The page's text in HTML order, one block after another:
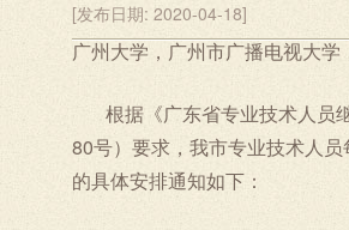
[发布日期: 2020-04-18]
广州大学，广州市广播电视大
根据《广东省专业技术人员
80号）要求，我市专业技术人
的具体安排通知如下：